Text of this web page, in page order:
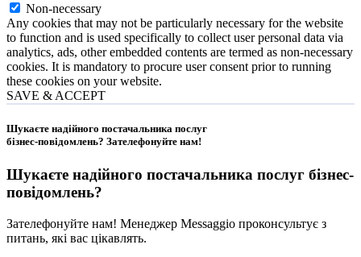
Non-necessary
Any cookies that may not be particularly necessary for the website
to function and is used specifically to collect user personal data via
analytics, ads, other embedded contents are termed as non-necessary
cookies. It is mandatory to procure user consent prior to running
these cookies on your website.
SAVE & ACCEPT
Шукаєте надійного постачальника послуг
бізнес-повідомлень? Зателефонуйте нам!
Шукаєте надійного постачальника послуг бізнес-
повідомлень?
Зателефонуйте нам! Менеджер Messaggio проконсультує з
питань, які вас цікавлять.